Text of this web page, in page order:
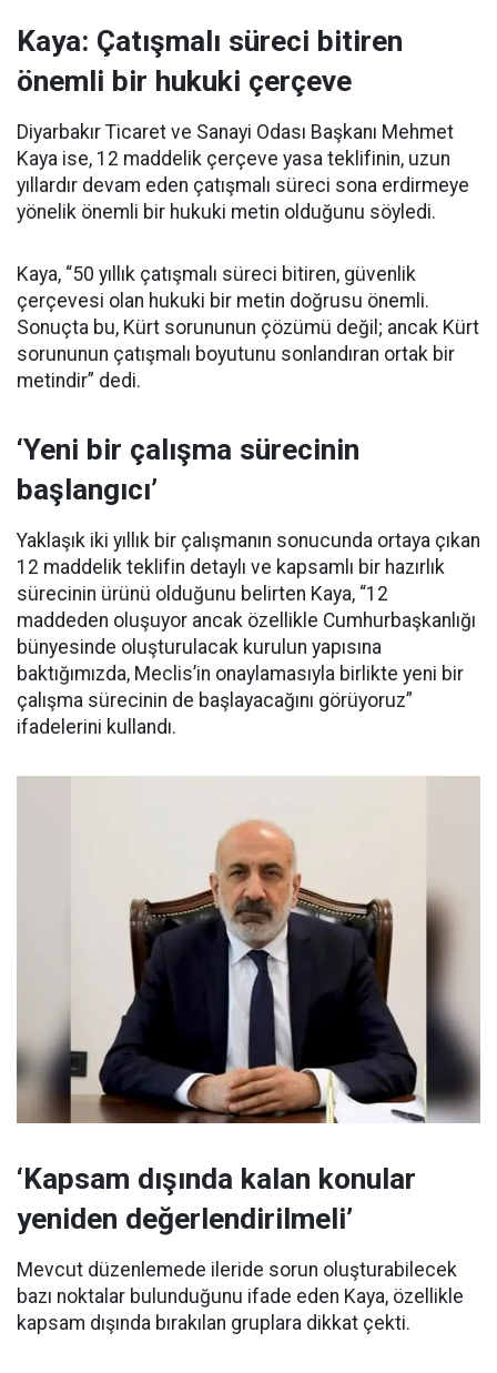
Kaya: Çatışmalı süreci bitiren
önemli bir hukuki çerçeve
Diyarbakır Ticaret ve Sanayi Odası Başkanı Mehmet
Kaya ise, 12 maddelik çerçeve yasa teklifinin, uzun
yıllardır devam eden çatışmalı süreci sona erdirmeye
yönelik önemli bir hukuki metin olduğunu söyledi.
Kaya, “50 yıllık çatışmalı süreci bitiren, güvenlik
çerçevesi olan hukuki bir metin doğrusu önemli.
Sonuçta bu, Kürt sorununun çözümü değil; ancak Kürt
sorununun çatışmalı boyutunu sonlandıran ortak bir
metindir” dedi.
‘Yeni bir çalışma sürecinin
başlangıcı’
Yaklaşık iki yıllık bir çalışmanın sonucunda ortaya çıkan
12 maddelik teklifin detaylı ve kapsamlı bir hazırlık
sürecinin ürünü olduğunu belirten Kaya, “12
maddeden oluşuyor ancak özellikle Cumhurbaşkanlığı
bünyesinde oluşturulacak kurulun yapısına
baktığımızda, Meclis’in onaylamasıyla birlikte yeni bir
çalışma sürecinin de başlayacağını görüyoruz”
ifadelerini kullandı.
‘Kapsam dışında kalan konular
yeniden değerlendirilmeli’
Mevcut düzenlemede ileride sorun oluşturabilecek
bazı noktalar bulunduğunu ifade eden Kaya, özellikle
kapsam dışında bırakılan gruplara dikkat çekti.